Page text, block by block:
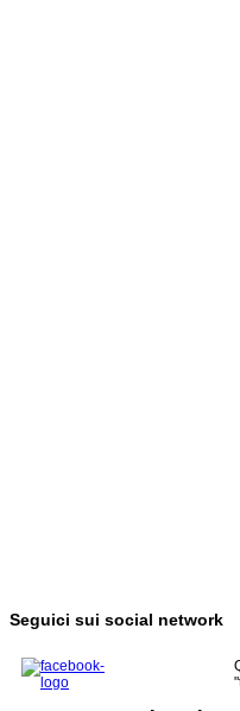
Seguici sui social network